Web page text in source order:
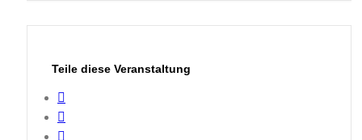
Teile diese Veranstaltung